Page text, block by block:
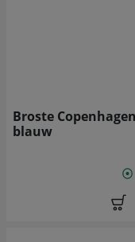
Broste
blauw